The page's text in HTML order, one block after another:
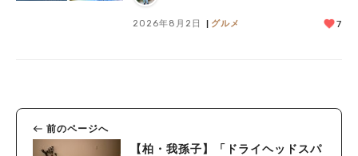
2026年8月2日 グルメ 7
前のページへ
【柏・我孫子】「ドライヘッドスパ